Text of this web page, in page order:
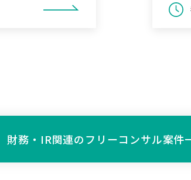
財務・IR関連のフリーコンサル案件